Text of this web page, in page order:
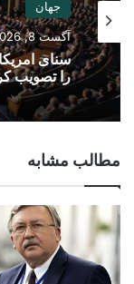
جهان
آگست 8, 2026
سنای
را تصویب
مطالب مشابه